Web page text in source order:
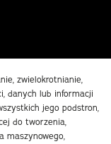
zwielokrotnianie,
danych lub informacji
jego podstron,
do tworzenia,
maszynowego,